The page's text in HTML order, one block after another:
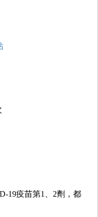
19疫苗第1、2劑，都